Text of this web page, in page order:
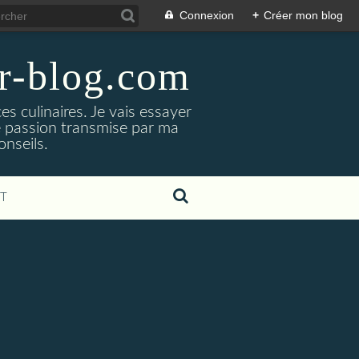
Connexion + Créer mon blog
blog.com
culinaires. Je vais essayer
transmise par ma